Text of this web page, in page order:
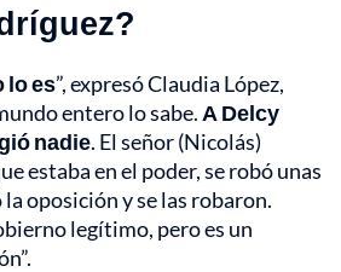
lo es”, expresó Claudia López,
entero lo sabe. A Delcy
nadie. El señor (Nicolás)
estaba en el poder, se robó unas
oposición y se las robaron.
legítimo, pero es un